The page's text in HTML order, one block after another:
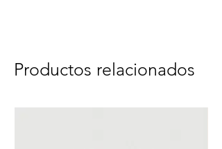
Productos relacionados